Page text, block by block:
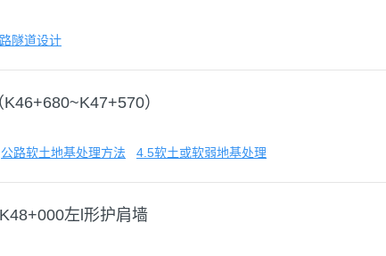
隧道设计
）
公路软土地基处理方法 4.5软土或软弱地基处理
左l形护肩墙